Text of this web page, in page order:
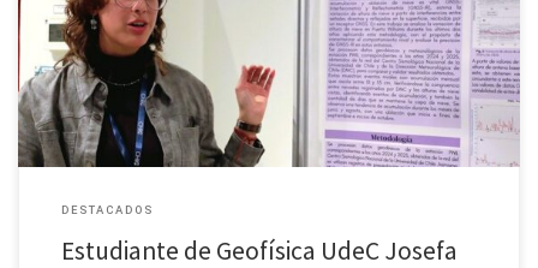
Internacional Cabo de Hornos (CHIC), realizada en Puerto Williams. Allí
presentó un póster científico sobre el análisis de variación de […]
DESTACADOS
Estudiante de Geofísica UdeC Josefa